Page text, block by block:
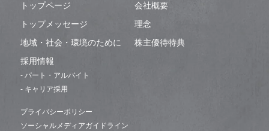
トップページ
会社概要
トップメッセージ
理念
地域・社会・環境のために
株主優待特典
採用情報
- パート・アルバイト
- キャリア採用
プライバシーポリシー
ソーシャルメディアガイドライン